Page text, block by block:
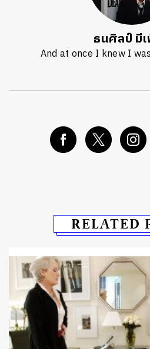
ธนศิลป์ มี
And at once I knew I
RELATED